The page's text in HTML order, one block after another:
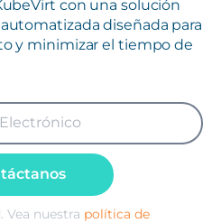
con una solución
diseñada para
y minimizar el tiempo de
Vea nuestra política de